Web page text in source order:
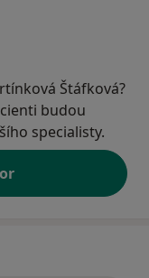
Štáfková?
budou
specialisty.